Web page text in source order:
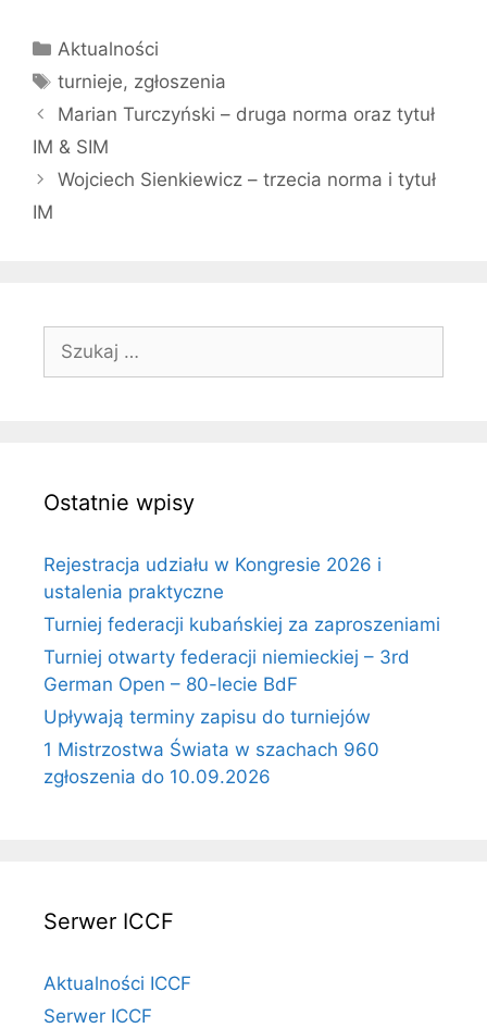
Kategorie
Aktualności
Tagi
turnieje, zgłoszenia
Marian Turczyński – druga norma oraz tytuł
IM & SIM
Wojciech Sienkiewicz – trzecia norma i tytuł
IM
Ostatnie wpisy
Rejestracja udziału w Kongresie 2026 i
ustalenia praktyczne
Turniej federacji kubańskiej za zaproszeniami
Turniej otwarty federacji niemieckiej – 3rd
German Open – 80-lecie BdF
Upływają terminy zapisu do turniejów
1 Mistrzostwa Świata w szachach 960
zgłoszenia do 10.09.2026
Serwer ICCF
Aktualności ICCF
Serwer ICCF